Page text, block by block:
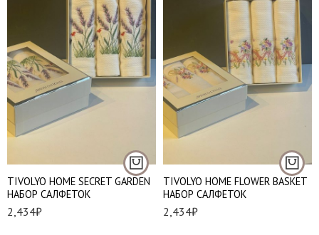
TIVOLYO HOME SECRET GARDEN
НАБОР САЛФЕТОК
2,434₽
TIVOLYO HOME FLOWER BASKET
НАБОР САЛФЕТОК
2,434₽